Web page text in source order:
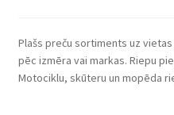
Plašs preču sortiments uz
pēc izmēra vai markas. Riepu
Motociklu, skūteru un mopēda